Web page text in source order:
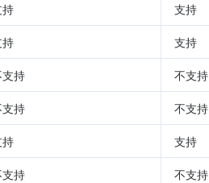
支持
支持
持 不支持
持 不支持
支持
持 不支持